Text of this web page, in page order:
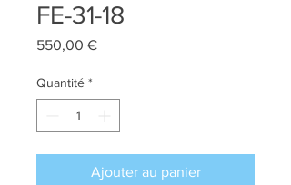
FE-31-18
550,00 €Prix
Quantité *
Ajouter au panier